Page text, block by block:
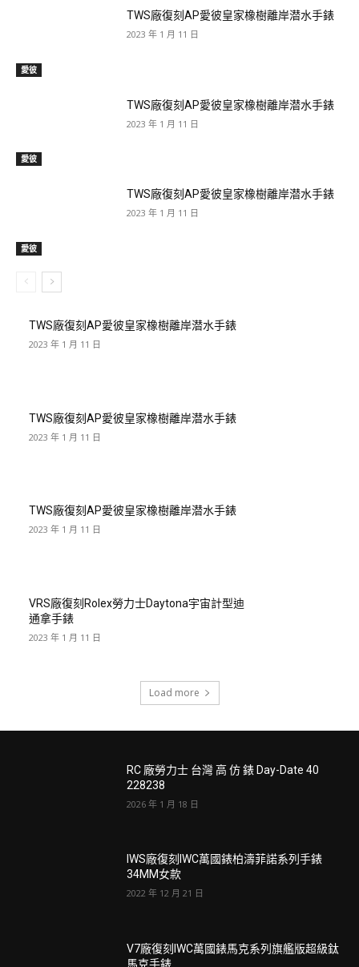
愛彼
TWS廠復刻AP愛彼皇家橡樹離岸潜水手錶
2023 年 1 月 11 日
愛彼
TWS廠復刻AP愛彼皇家橡樹離岸潜水手錶
2023 年 1 月 11 日
愛彼
TWS廠復刻AP愛彼皇家橡樹離岸潜水手錶
2023 年 1 月 11 日
TWS廠復刻AP愛彼皇家橡樹離岸潜水手錶
2023 年 1 月 11 日
TWS廠復刻AP愛彼皇家橡樹離岸潜水手錶
2023 年 1 月 11 日
TWS廠復刻AP愛彼皇家橡樹離岸潜水手錶
2023 年 1 月 11 日
VRS廠復刻Rolex勞力士Daytona宇宙計型迪
通拿手錶
2023 年 1 月 11 日
Load more
RC 廠勞力士 台灣 高 仿 錶 Day-Date 40
228238
2026 年 1 月 18 日
IWS廠復刻IWC萬國錶柏濤菲諾系列手錶
34MM女款
2022 年 12 月 21 日
V7廠復刻IWC萬國錶馬克系列旗艦版超級鈦
馬克手錶